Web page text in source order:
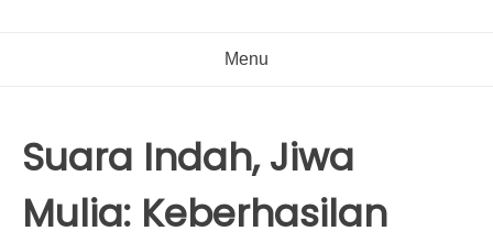
Menu
Suara Indah, Jiwa
Mulia: Keberhasilan